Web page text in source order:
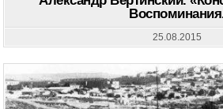
25.08.2015